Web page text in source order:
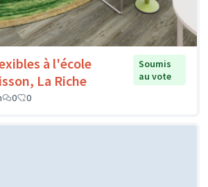
à l'école
La Riche
Soumis
au vote
0 0